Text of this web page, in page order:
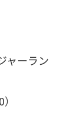
ャーラン